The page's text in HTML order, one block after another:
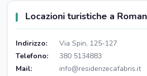
Locazioni turistiche a
Indirizzo:
Via Spin, 125-127
Telefono:
380 5134883
Mail:
info@residenzecafabris.it